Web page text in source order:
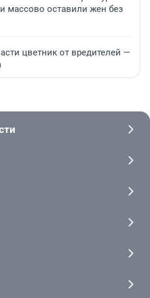
массово оставили жен без
цветник от вредителей —